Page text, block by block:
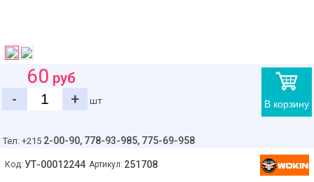
В корзину
60 руб
-
+ шт
Тел: +215 2-00-90, 778-93-985, 775-69-958
Код: УТ-00012244 Артикул: 251708